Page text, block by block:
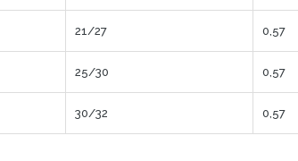
21/27 0,57
25/30 0,57
30/32 0,57